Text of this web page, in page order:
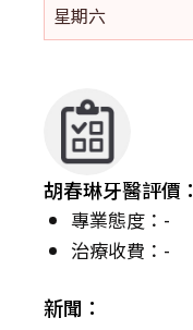
星期六
胡春琳牙醫評價：
專業態度：-
治療收費：-
新聞：